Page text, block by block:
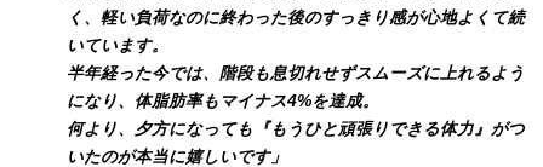
く、軽い負荷なのに終わった後のすっきり感が心地よくて続
いています。
半年経った今では、階段も息切れせずスムーズに上れるよう
になり、体脂肪率もマイナス4%を達成。
何より、夕方になっても『もうひと頑張りできる体力』がつ
いたのが本当に嬉しいです」